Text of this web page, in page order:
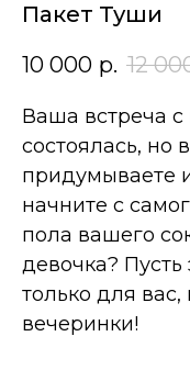
Пакет Туши
10 000 р. 12
Ваша встреча
состоялась, но
придумываете
начните с
пола вашего
девочка?
только для вас,
вечеринки!